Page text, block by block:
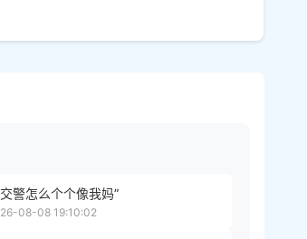
警怎么个个像我妈”
08-08 19:10:02